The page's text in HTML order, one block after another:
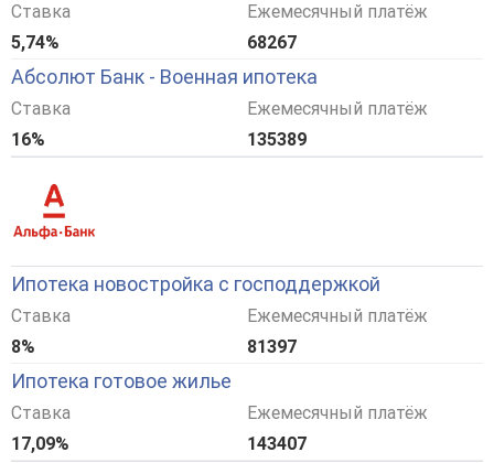
Ставка
5,74%
Ежемесячный платёж
68267
Абсолют Банк - Военная ипотека
Ставка
16%
Ежемесячный платёж
135389
Ипотека новостройка с господдержкой
Ставка
8%
Ежемесячный платёж
81397
Ипотека готовое жилье
Ставка
17,09%
Ежемесячный платёж
143407